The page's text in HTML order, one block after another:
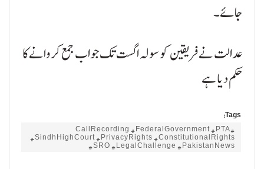
جائے۔
عدالت نے فریقین کو سولہ اگست تک جواب جمع کروانے کا
حکم دیا ہے
Tags:
#CallRecording #FederalGovernment #PTA
#SindhHighCourt #PrivacyRights #ConstitutionalRights
#SRO #LegalChallenge #PakistanNews